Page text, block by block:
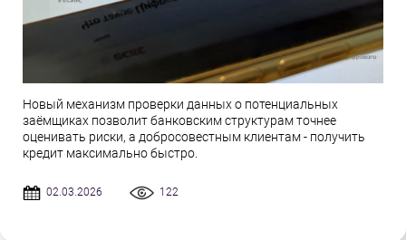
Новый механизм проверки данных о потенциальных
заёмщиках позволит банковским структурам точнее
оценивать риски, а добросовестным клиентам - получить
кредит максимально быстро.
02.03.2026 122